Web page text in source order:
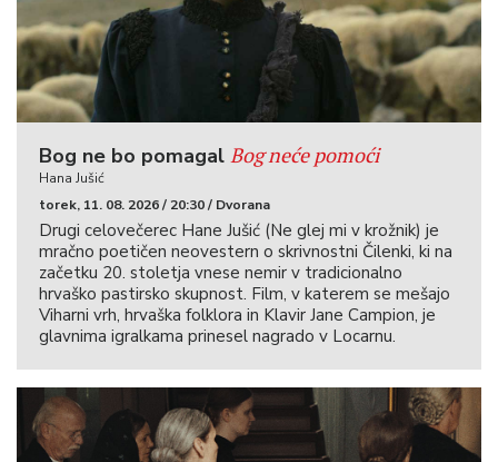
Bog ne bo pomagal Bog neće pomoći
Hana Jušić
torek, 11. 08. 2026 / 20:30 / Dvorana
Drugi celovečerec Hane Jušić (Ne glej mi v krožnik) je
mračno poetičen neovestern o skrivnostni Čilenki, ki na
začetku 20. stoletja vnese nemir v tradicionalno
hrvaško pastirsko skupnost. Film, v katerem se mešajo
Viharni vrh, hrvaška folklora in Klavir Jane Campion, je
glavnima igralkama prinesel nagrado v Locarnu.